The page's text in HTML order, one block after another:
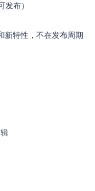
布）
新特性，不在发布周期